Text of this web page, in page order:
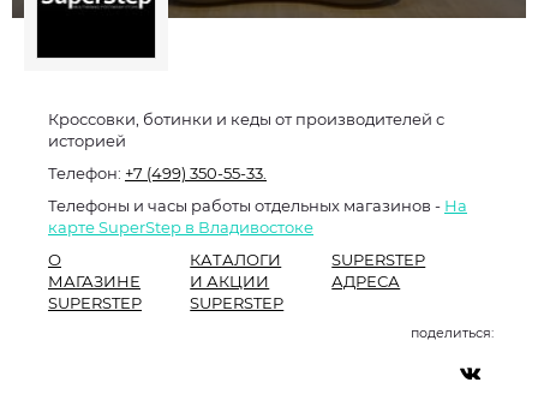
Кроссовки, ботинки и кеды от производителей с
историей
Телефон: +7 (499) 350-55-33.
Телефоны и часы работы отдельных магазинов - На
карте SuperStep в Владивостоке
О
МАГАЗИНЕ
SUPERSTEP
КАТАЛОГИ
И АКЦИИ
SUPERSTEP
SUPERSTEP
АДРЕСА
поделиться: